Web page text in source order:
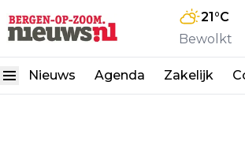
21°C
Bewolkt
Nieuws Agenda Zakelijk